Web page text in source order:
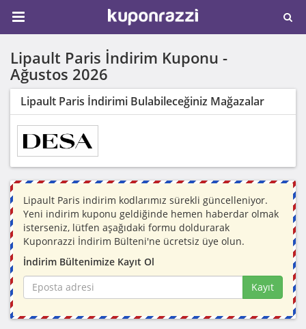
Lipault Paris İndirim Kuponu -
Ağustos 2026
Lipault Paris İndirimi Bulabileceğiniz Mağazalar
Lipault Paris indirim kodlarımız sürekli güncelleniyor.
Yeni indirim kuponu geldiğinde hemen haberdar olmak
isterseniz, lütfen aşağıdaki formu doldurarak
Kuponrazzi İndirim Bülteni'ne ücretsiz üye olun.
İndirim Bültenimize Kayıt Ol
Kayıt